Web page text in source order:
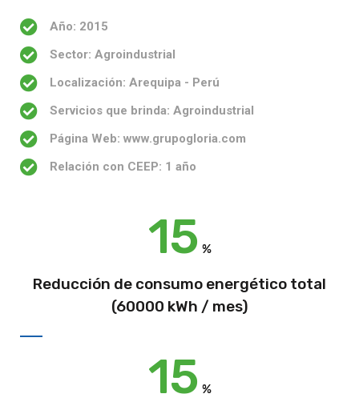
Año: 2015
Sector: Agroindustrial
Localización: Arequipa - Perú
Servicios que brinda: Agroindustrial
Página Web: www.grupogloria.com
Relación con CEEP: 1 año
15 %
Reducción de consumo energético total
(60000 kWh / mes)
15 %